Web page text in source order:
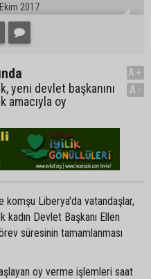
2017
yeni devlet başkanını
amacıyla oy
A+
A-
komşu Liberya'da vatandaşlar,
Devlet Başkanı Ellen
süresinin tamamlanması
oy verme işlemleri saat